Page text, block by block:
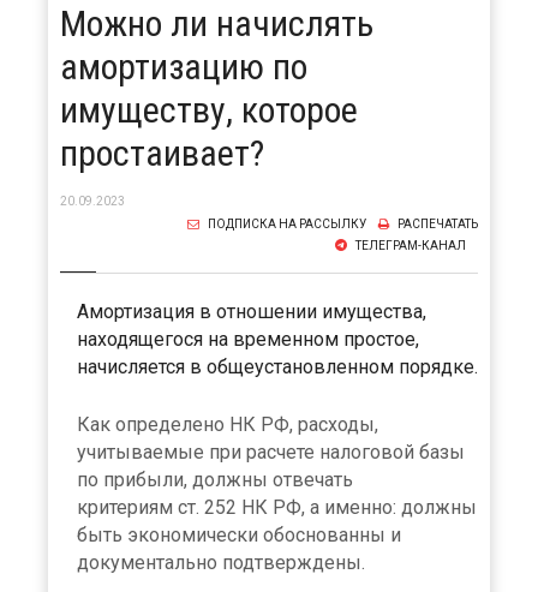
Можно ли начислять
амортизацию по
имуществу, которое
простаивает?
20.09.2023
РАСПЕЧАТАТЬ
ПОДПИСКА НА РАССЫЛКУ
ТЕЛЕГРАМ-КАНАЛ
Амортизация в отношении имущества,
находящегося на временном простое,
начисляется в общеустановленном порядке.
Как определено НК РФ, расходы,
учитываемые при расчете налоговой базы
по прибыли, должны отвечать
критериям ст. 252 НК РФ, а именно: должны
быть экономически обоснованны и
документально подтверждены.